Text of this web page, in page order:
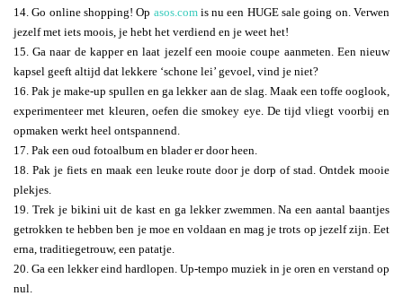
14. Go online shopping! Op asos.comis nu een HUGE sale going on. Verwen
jezelf met iets moois, je hebt het verdiend en je weet het!
15. Ga naar de kapper en laat jezelf een mooie coupe aanmeten. Een nieuw
kapsel geeft altijd dat lekkere ‘schone lei’ gevoel, vind je niet?
16. Pak je make-up spullen en ga lekker aan de slag. Maak een toffe ooglook,
experimenteer met kleuren, oefen die smokey eye. De tijd vliegt voorbij en
opmaken werkt heel ontspannend.
17. Pak een oud fotoalbum en blader er door heen.
18. Pak je fiets en maak een leuke route door je dorp of stad. Ontdek mooie
plekjes.
19. Trek je bikini uit de kast en ga lekker zwemmen. Na een aantal baantjes
getrokken te hebben ben je moe en voldaan en mag je trots op jezelf zijn. Eet
erna, traditiegetrouw, een patatje.
20. Ga een lekker eind hardlopen. Up-tempo muziek in je oren en verstand op
nul.